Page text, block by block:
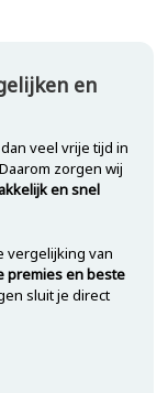
en
veel vrije tijd in
zorgen wij
en snel
vergelijking van
premies en beste
sluit je direct